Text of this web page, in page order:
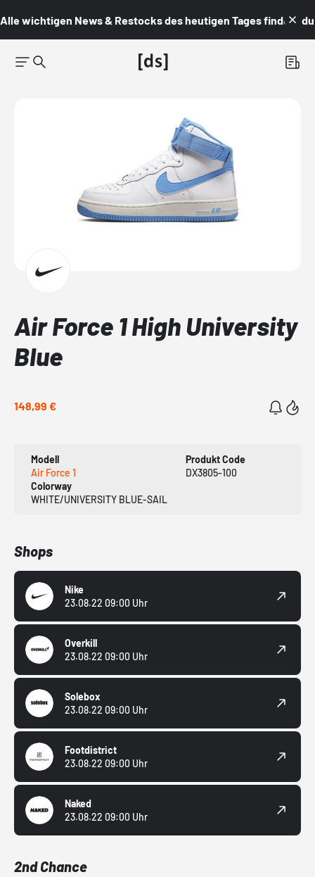
Alle wichtigen News & Restocks des heutigen Tages findest du
Air Force 1 High University
Blue
148,99 €
Modell
Air Force 1
Produkt Code
DX3805-100
Colorway
WHITE/UNIVERSITY BLUE-SAIL
Shops
Nike
23.08.22 09:00 Uhr
Overkill
23.08.22 09:00 Uhr
Solebox
23.08.22 09:00 Uhr
Footdistrict
23.08.22 09:00 Uhr
Naked
23.08.22 09:00 Uhr
2nd Chance